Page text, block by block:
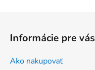
Informácie pre vás
Ako nakupovať